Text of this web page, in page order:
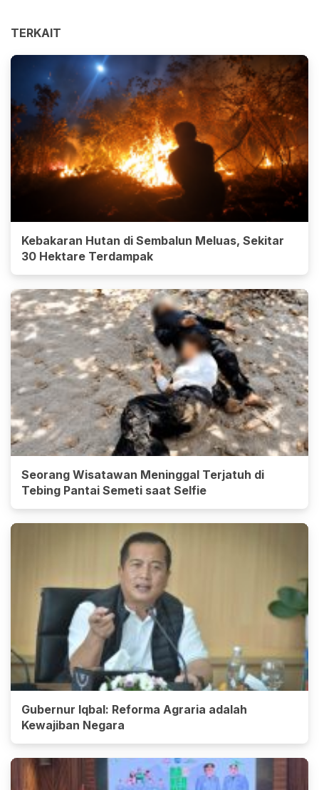
TERKAIT
Kebakaran Hutan di Sembalun Meluas, Sekitar
30 Hektare Terdampak
Seorang Wisatawan Meninggal Terjatuh di
Tebing Pantai Semeti saat Selfie
Gubernur Iqbal: Reforma Agraria adalah
Kewajiban Negara